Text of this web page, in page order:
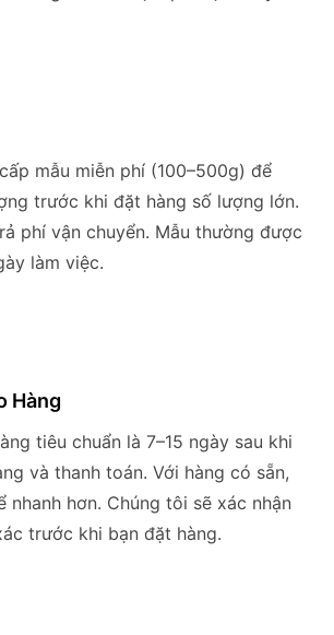
mẫu miễn phí (100–500g) để
trước khi đặt hàng số lượng lớn.
phí vận chuyển. Mẫu thường được
làm việc.
Hàng
tiêu chuẩn là 7–15 ngày sau khi
và thanh toán. Với hàng có sẵn,
nhanh hơn. Chúng tôi sẽ xác nhận
trước khi bạn đặt hàng.